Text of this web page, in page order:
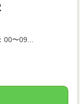
00〜09...